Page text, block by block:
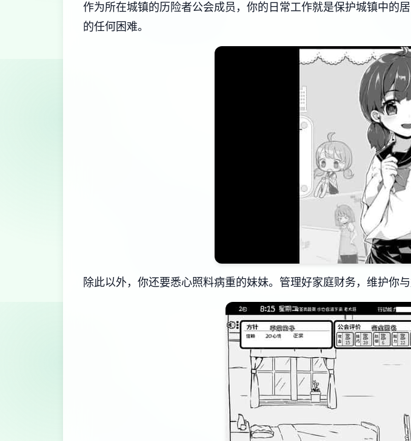
作为所在城镇的历险者公会成员，你的日常工作就是保护城镇中
的任何困难。
除此以外，你还要悉心照料病重的妹妹。管理好家庭财务，维护你